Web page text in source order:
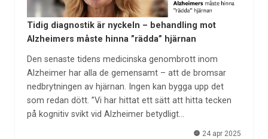
Tidig diagnostik är nyckeln – behandling mot
Alzheimers måste hinna ”rädda” hjärnan
Den senaste tidens medicinska genombrott inom
Alzheimer har alla de gemensamt – att de bromsar
nedbrytningen av hjärnan. Ingen kan bygga upp det
som redan dött. ”Vi har hittat ett sätt att hitta tecken
på kognitiv svikt vid Alzheimer betydligt…
24 apr 2025